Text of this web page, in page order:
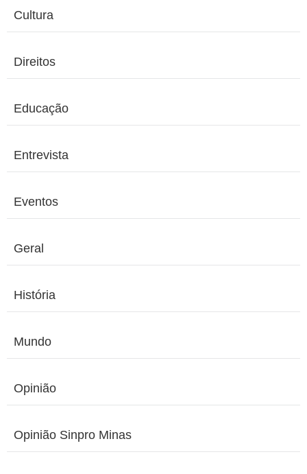
Cultura
Direitos
Educação
Entrevista
Eventos
Geral
História
Mundo
Opinião
Opinião Sinpro Minas